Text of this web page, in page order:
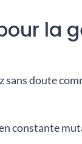
la
doute
constante